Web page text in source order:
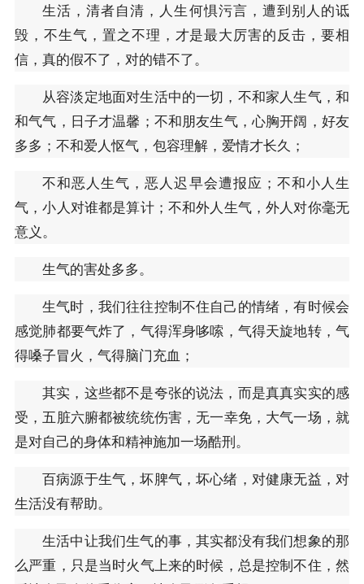
生活，清者自清，人生何惧污言，遭到别人的诋
毁，不生气，置之不理，才是最大厉害的反击，要相
信，真的假不了，对的错不了。
从容淡定地面对生活中的一切，不和家人生气，和
和气气，日子才温馨；不和朋友生气，心胸开阔，好友
多多；不和爱人怄气，包容理解，爱情才长久；
不和恶人生气，恶人迟早会遭报应；不和小人生
气，小人对谁都是算计；不和外人生气，外人对你毫无
意义。
生气的害处多多。
生气时，我们往往控制不住自己的情绪，有时候会
感觉肺都要气炸了，气得浑身哆嗦，气得天旋地转，气
得嗓子冒火，气得脑门充血；
其实，这些都不是夸张的说法，而是真真实实的感
受，五脏六腑都被统统伤害，无一幸免，大气一场，就
是对自己的身体和精神施加一场酷刑。
百病源于生气，坏脾气，坏心绪，对健康无益，对
生活没有帮助。
生活中让我们生气的事，其实都没有我们想象的那
么严重，只是当时火气上来的时候，总是控制不住，然